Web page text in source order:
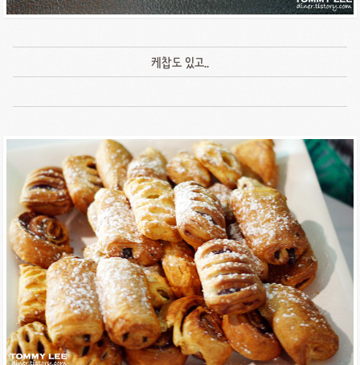
케찹도 있고..